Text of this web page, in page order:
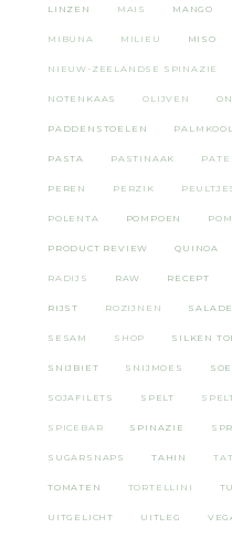
LINZEN MAIS MANGO
MIBUNA MILIEU MISO
NIEUW-ZEELANDSE SPINAZIE
NOTENKAAS OLIJVEN
PADDENSTOELEN PALMKOOL
PASTA PASTINAAK PATE
PEREN PERZIK
POLENTA POMPOEN
PRODUCT REVIEW QUINOA
RADIJS RAW RECEPT
RIJST ROZIJNEN SALADE
SESAM SHOP SILKEN
SNIJBIET SNIJMOES
SOJAFILETS SPELT
SPICEBAR SPINAZIE
SUGARSNAPS TAHIN
TOMATEN TORTELLINI
UITGELICHT UITLEG